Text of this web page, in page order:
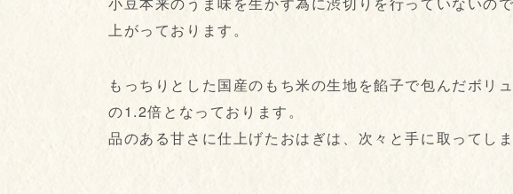
上がっております。
もっちりとした国産のもち米の生地を餡子で包んだボリ
の1.2倍となっております。
品のある甘さに仕上げたおはぎは、次々と手に取ってしま